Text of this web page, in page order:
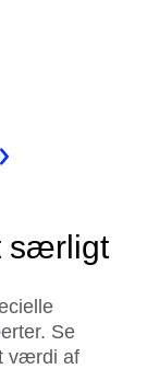
særligt
Se
værdi af